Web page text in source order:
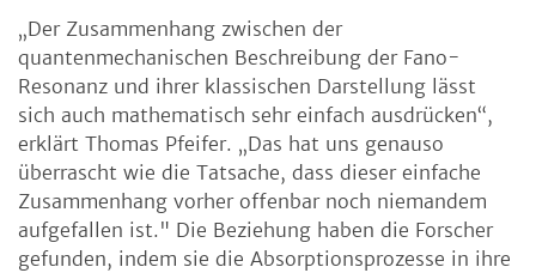
„Der Zusammenhang zwischen der
quantenmechanischen Beschreibung der Fano-
Resonanz und ihrer klassischen Darstellung lässt
sich auch mathematisch sehr einfach ausdrücken“,
erklärt Thomas Pfeifer. „Das hat uns genauso
überrascht wie die Tatsache, dass dieser einfache
Zusammenhang vorher offenbar noch niemandem
aufgefallen ist." Die Beziehung haben die Forscher
gefunden, indem sie die Absorptionsprozesse in ihre